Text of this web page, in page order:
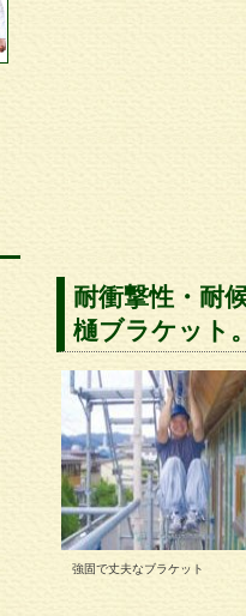
耐衝撃性・耐
樋ブラケット
強固で丈夫なブラケット